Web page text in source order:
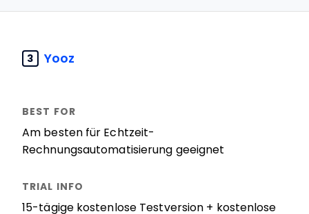
3 Yooz
Am besten für Echtzeit-
Rechnungsautomatisierung geeignet
15-tägige kostenlose Testversion + kostenlose